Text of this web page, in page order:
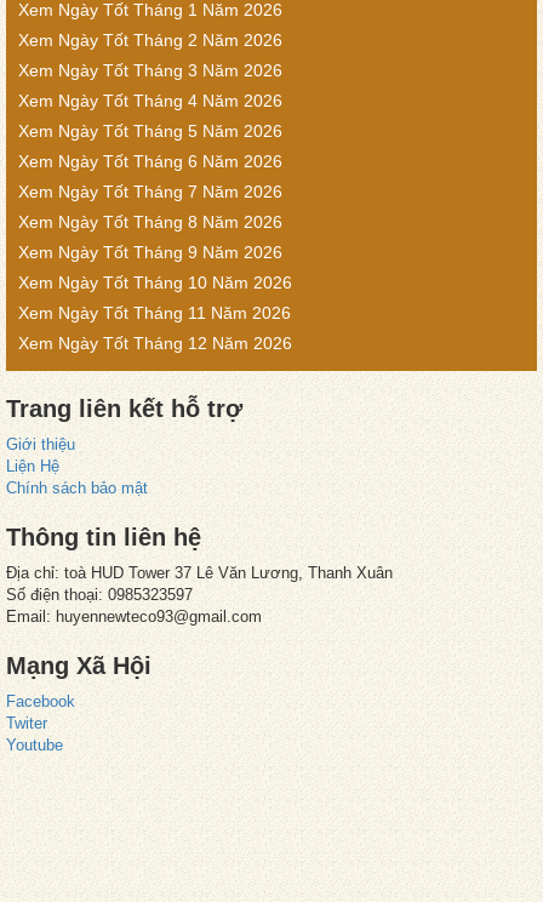
Xem Ngày Tốt Tháng 1 Năm 2026
Xem Ngày Tốt Tháng 2 Năm 2026
Xem Ngày Tốt Tháng 3 Năm 2026
Xem Ngày Tốt Tháng 4 Năm 2026
Xem Ngày Tốt Tháng 5 Năm 2026
Xem Ngày Tốt Tháng 6 Năm 2026
Xem Ngày Tốt Tháng 7 Năm 2026
Xem Ngày Tốt Tháng 8 Năm 2026
Xem Ngày Tốt Tháng 9 Năm 2026
Xem Ngày Tốt Tháng 10 Năm 2026
Xem Ngày Tốt Tháng 11 Năm 2026
Xem Ngày Tốt Tháng 12 Năm 2026
Trang liên kết hỗ trợ
Giới thiệu
Liện Hệ
Chính sách bảo mật
Thông tin liên hệ
Địa chỉ: toà HUD Tower 37 Lê Văn Lương, Thanh Xuân
Số điện thoại: 0985323597
Email: huyennewteco93@gmail.com
Mạng Xã Hội
Facebook
Twiter
Youtube